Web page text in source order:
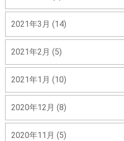
2021年3月 (14)
2021年2月 (5)
2021年1月 (10)
2020年12月 (8)
2020年11月 (5)